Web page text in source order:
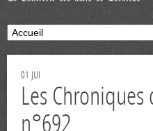
01 JUI
Les
n°692